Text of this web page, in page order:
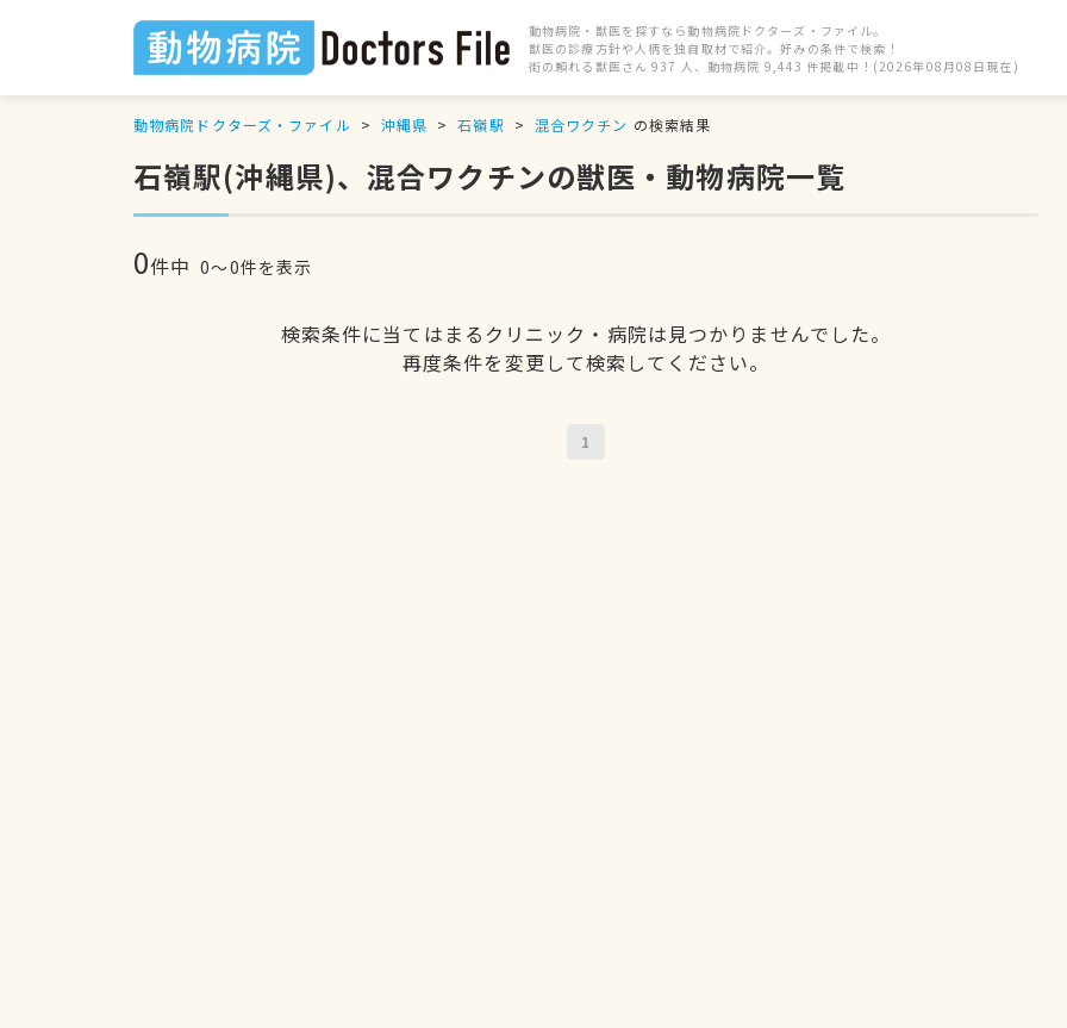
動物病院・獣医を探すなら動物病院ドクターズ・ファイル。
獣医の診療方針や人柄を独自取材で紹介。好みの条件で検索！
街の頼れる獣医さん 937 人、動物病院 9,443 件掲載中！(2026年08月08日現在)
動物病院ドクターズ・ファイル 沖縄県 石嶺駅 混合ワクチン の検索結果
石嶺駅(沖縄県)、混合ワクチンの獣医・動物病院一覧
0件中 0〜0件を表示
検索条件に当てはまるクリニック・病院は見つかりませんでした。
再度条件を変更して検索してください。
1